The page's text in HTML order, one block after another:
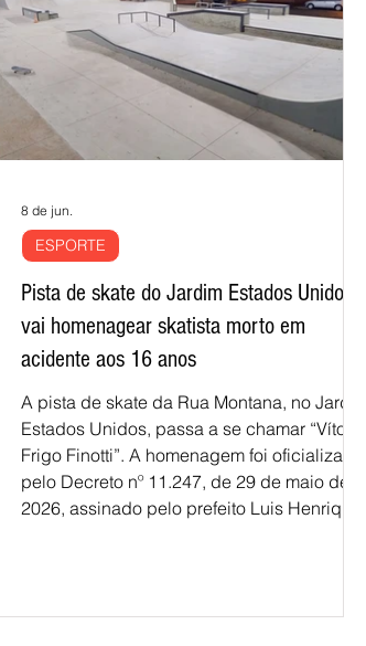
Pista de skate do Jardim Estados Unidos
vai homenagear skatista morto em
acidente aos 16 anos
A pista de skate da Rua Montana, no
Estados Unidos, passa a se chamar “Vítor
Frigo Finotti”. A homenagem foi oficializada
pelo Decreto nº 11.247, de 29 de maio de
2026, assinado pelo prefeito Luis Henrique.
Vítor Frigo Finotti nasceu em Jales no dia
ESPORTE
8 de jun.